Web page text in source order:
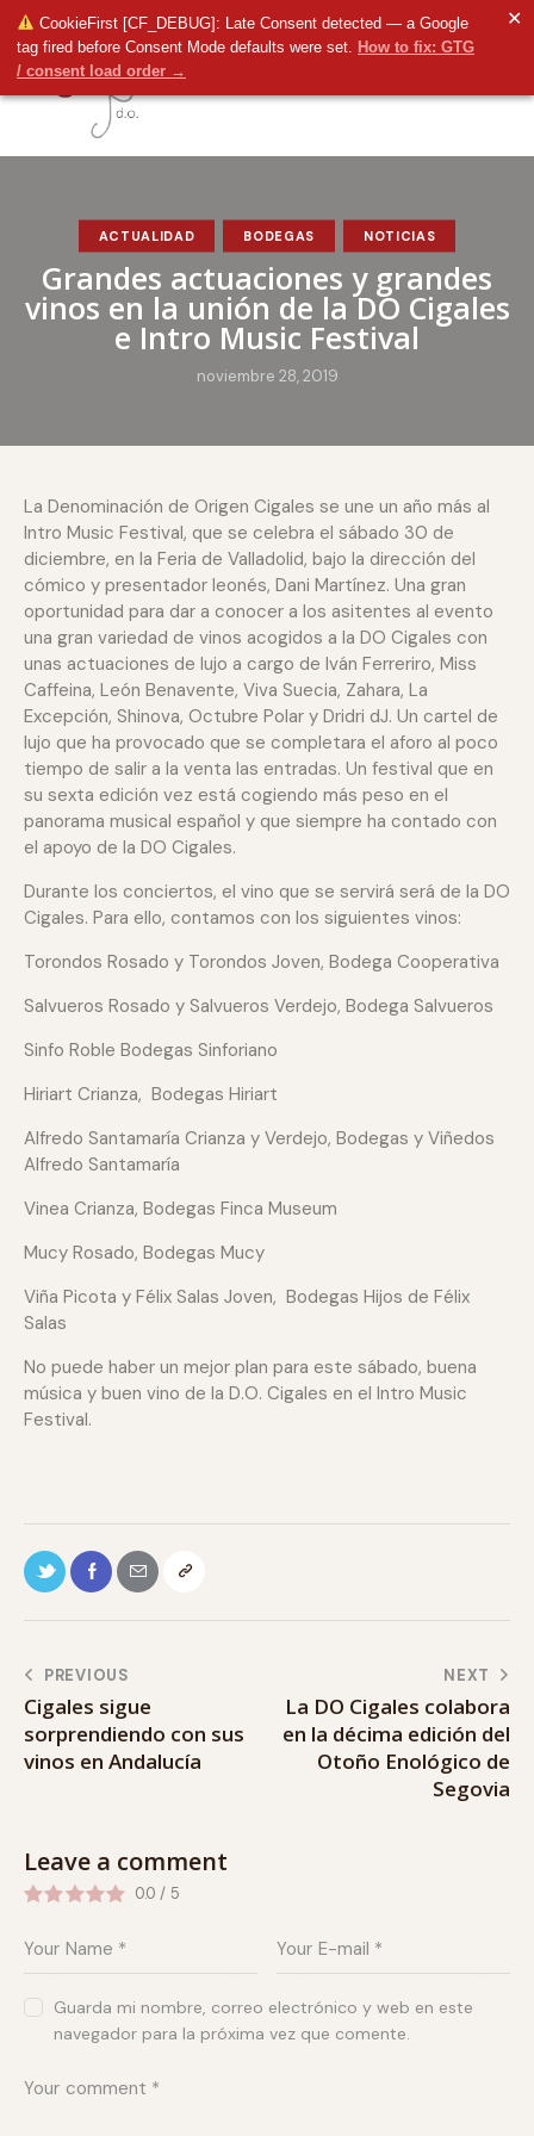
CookieFirst [CF_DEBUG]: Late Consent detected — a Google
tag fired before Consent Mode defaults were set. How to fix: GTG
/ consent load order →
✕
ACTUALIDAD BODEGAS NOTICIAS
Grandes actuaciones y grandes
vinos en la unión de la DO Cigales
e Intro Music Festival
noviembre 28, 2019
La Denominación de Origen Cigales se une un año más al
Intro Music Festival, que se celebra el sábado 30 de
diciembre, en la Feria de Valladolid, bajo la dirección del
cómico y presentador leonés, Dani Martínez. Una gran
oportunidad para dar a conocer a los asitentes al evento
una gran variedad de vinos acogidos a la DO Cigales con
unas actuaciones de lujo a cargo de Iván Ferreriro, Miss
Caffeina, León Benavente, Viva Suecia, Zahara, La
Excepción, Shinova, Octubre Polar y Dridri dJ. Un cartel de
lujo que ha provocado que se completara el aforo al poco
tiempo de salir a la venta las entradas. Un festival que en
su sexta edición vez está cogiendo más peso en el
panorama musical español y que siempre ha contado con
el apoyo de la DO Cigales.
Durante los conciertos, el vino que se servirá será de la DO
Cigales. Para ello, contamos con los siguientes vinos:
Torondos Rosado y Torondos Joven, Bodega Cooperativa
Salvueros Rosado y Salvueros Verdejo, Bodega Salvueros
Sinfo Roble Bodegas Sinforiano
Hiriart Crianza, Bodegas Hiriart
Alfredo Santamaría Crianza y Verdejo, Bodegas y Viñedos
Alfredo Santamaría
Vinea Crianza, Bodegas Finca Museum
Mucy Rosado, Bodegas Mucy
Viña Picota y Félix Salas Joven, Bodegas Hijos de Félix
Salas
No puede haber un mejor plan para este sábado, buena
música y buen vino de la D.O. Cigales en el Intro Music
Festival.
PREVIOUS
Cigales sigue
sorprendiendo con sus
vinos en Andalucía
NEXT
La DO Cigales colabora
en la décima edición del
Otoño Enológico de
Segovia
Leave a comment
0.0 / 5
Guarda mi nombre, correo electrónico y web en este
navegador para la próxima vez que comente.